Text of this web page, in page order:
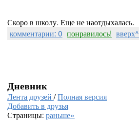
Скоро в школу. Еще не наотдыхалась.
комментарии: 0 понравилось! вверх^
Дневник
Лента друзей /Полная версия
Добавить в друзья
Страницы: раньше»